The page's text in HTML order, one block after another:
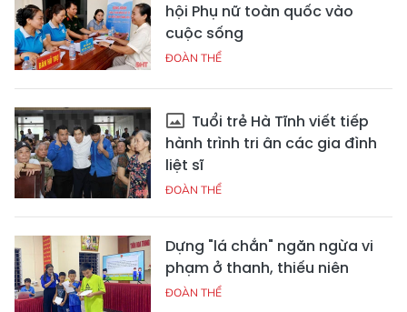
hội Phụ nữ toàn quốc vào
cuộc sống
ĐOÀN THỂ
Tuổi trẻ Hà Tĩnh viết tiếp
hành trình tri ân các gia đình
liệt sĩ
ĐOÀN THỂ
Dựng "lá chắn" ngăn ngừa vi
phạm ở thanh, thiếu niên
ĐOÀN THỂ